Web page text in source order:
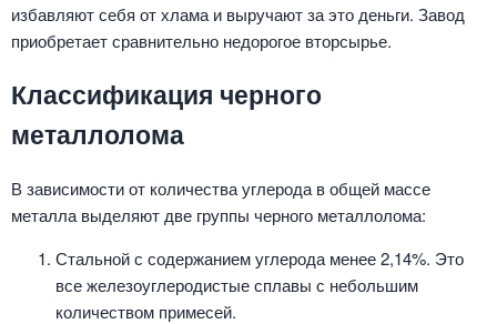
избавляют себя от хлама и выручают за это деньги. Завод
приобретает сравнительно недорогое вторсырье.
Классификация черного
металлолома
В зависимости от количества углерода в общей массе
металла выделяют две группы черного металлолома:
Стальной с содержанием углерода менее 2,14%. Это
все железоуглеродистые сплавы с небольшим
количеством примесей.